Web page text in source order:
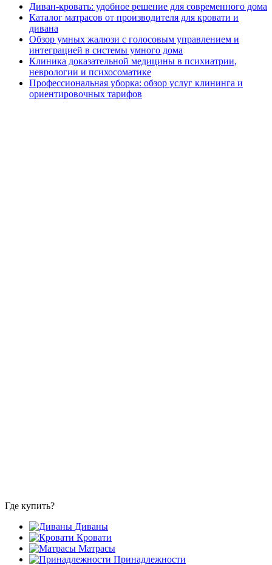
Диван-кровать: удобное решение для современного дома
Каталог матрасов от производителя для кровати и
дивана
Обзор умных жалюзи с голосовым управлением и
интеграцией в системы умного дома
Клиника доказательной медицины в психиатрии,
неврологии и психосоматике
Профессиональная уборка: обзор услуг клининга и
ориентировочных тарифов
Где купить?
Диваны
Кровати
Матрасы
Принадлежности